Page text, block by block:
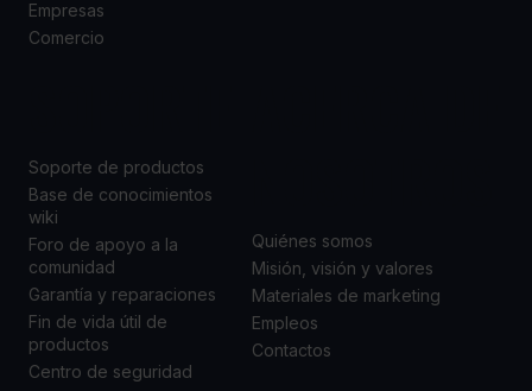
Empresas
Comercio
Soporte de productos
Base de conocimientos
wiki
Foro de apoyo a la
comunidad
Garantía y reparaciones
Fin de vida útil de
productos
Centro de seguridad
Quiénes somos
Misión, visión y valores
Materiales de marketing
Empleos
Contactos